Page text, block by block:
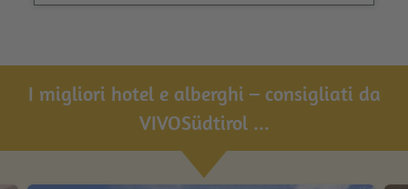
I migliori hotel e alberghi – consigliati da
VIVOSüdtirol ...